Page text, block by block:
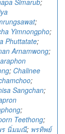
Simarub;
;
Yimnongpho;
Phuttatate;
Arnamwong;
; Chalinee
;
Sangchan;
;
Teethong;
นิ่มมณี; พรทิพย์